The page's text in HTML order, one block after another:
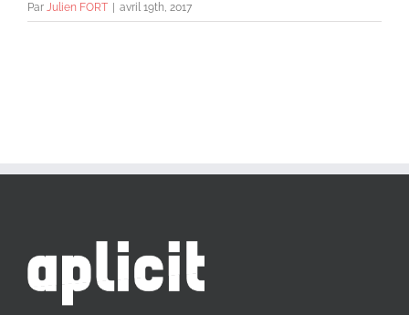
Par Julien FORT avril 19th, 2017